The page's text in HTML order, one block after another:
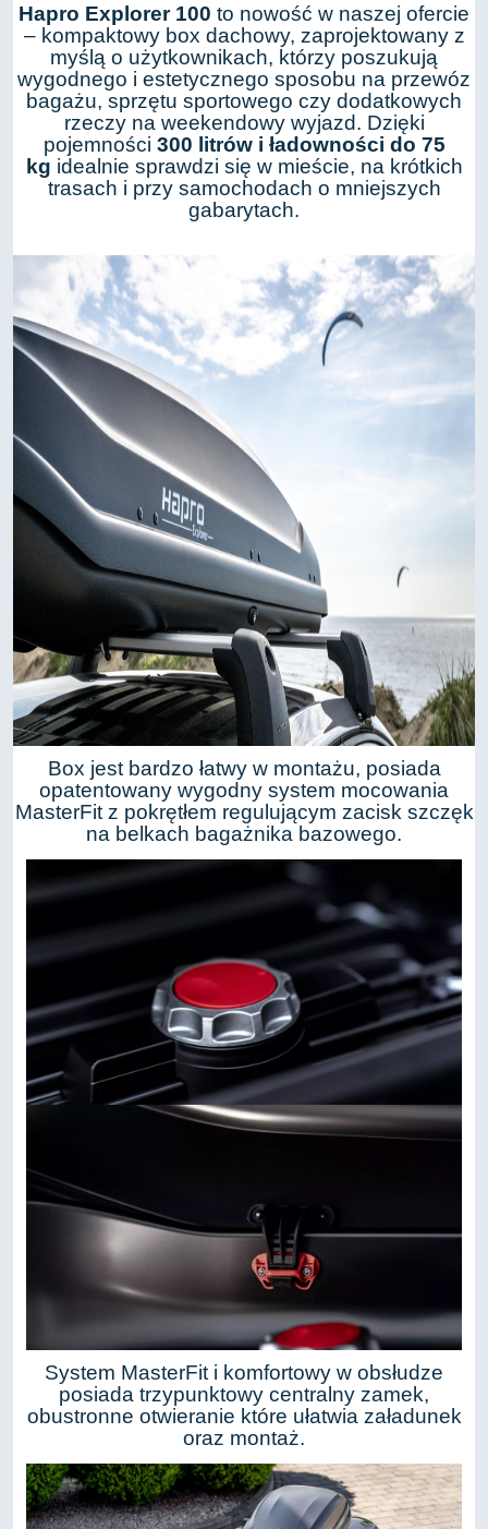
Hapro Explorer 100 to nowość w naszej ofercie
– kompaktowy box dachowy, zaprojektowany z
myślą o użytkownikach, którzy poszukują
wygodnego i estetycznego sposobu na przewóz
bagażu, sprzętu sportowego czy dodatkowych
rzeczy na weekendowy wyjazd. Dzięki
pojemności 300 litrów i ładowności do 75
kg idealnie sprawdzi się w mieście, na krótkich
trasach i przy samochodach o mniejszych
gabarytach.
Box jest bardzo łatwy w montażu, posiada
opatentowany wygodny system mocowania
MasterFit z pokrętłem regulującym zacisk szczęk
na belkach bagażnika bazowego.
System MasterFit i komfortowy w obsłudze
posiada trzypunktowy centralny zamek,
obustronne otwieranie które ułatwia załadunek
oraz montaż.